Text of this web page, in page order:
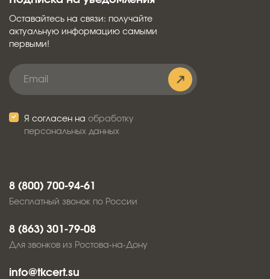
Оставайтесь на связи: получайте
актуальную информацию самыми
первыми!
Я согласен на обработку
персональных данных
8 (800) 700-94-61
Бесплатный звонок по России
8 (863) 301-79-08
Для звонков из Ростова-на-Дону
info@tkcert.su